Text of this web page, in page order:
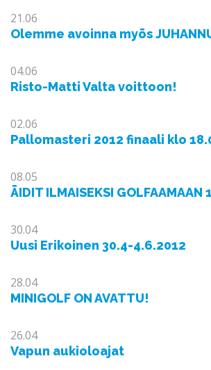
21.06
Olemme avoinna myös
04.06
Risto-Matti Valta voittoon!
02.06
Pallomasteri 2012 finaali klo
08.05
ÄIDIT ILMAISEKSI GOLFAAMAAN
30.04
Uusi Erikoinen 30.4-4.6.2012
28.04
MINIGOLF ON AVATTU!
26.04
Vapun aukioloajat